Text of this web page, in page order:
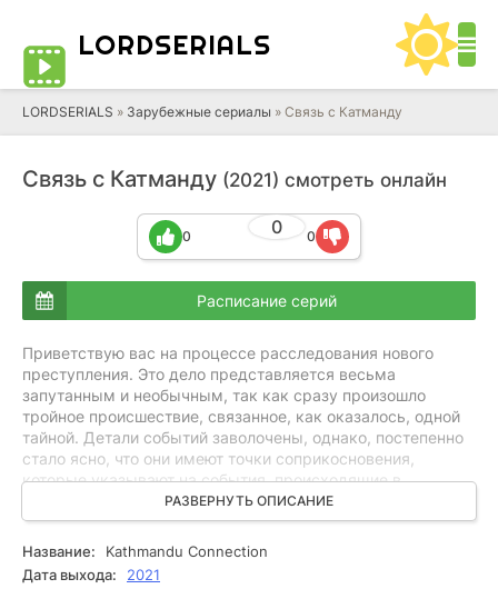
LORDSERIALS
LORDSERIALS » Зарубежные сериалы » Связь с Катманду
Связь с Катманду (2021) смотреть онлайн
0
0 0
Расписание серий
Приветствую вас на процессе расследования нового
преступления. Это дело представляется весьма
запутанным и необычным, так как сразу произошло
тройное происшествие, связанное, как оказалось, одной
тайной. Детали событий заволочены, однако, постепенно
стало ясно, что они имеют точки соприкосновения,
которые указывают на события, происходящие в
совершенно другой стране - в Непале. Постепенно
загадка начинает разгадываться. К чему приведет все
это? Смогут ли главные герои раскрыть правду? Проект
увлекательный рассказ с явно выраженными
РАЗВЕРНУТЬ ОПИСАНИЕ
Название:
Kathmandu Connection
Дата выхода:
2021